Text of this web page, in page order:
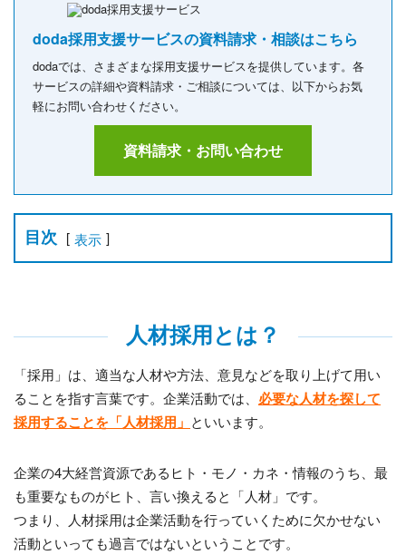
doda採用支援サービスの資料請求・相談はこちら
dodaでは、さまざまな採用支援サービスを提供しています。各
サービスの詳細や資料請求・ご相談については、以下からお気
軽にお問い合わせください。
資料請求・お問い合わせ
目次 [ 表示 ]
人材採用とは？
「採用」は、適当な人材や方法、意見などを取り上げて用い
ることを指す言葉です。企業活動では、 必要な人材を探して
採用することを「人材採用」 といいます。
企業の4大経営資源であるヒト・モノ・カネ・情報のうち、最
も重要なものがヒト、言い換えると「人材」です。
つまり、人材採用は企業活動を行っていくために欠かせない
活動といっても過言ではないということです。